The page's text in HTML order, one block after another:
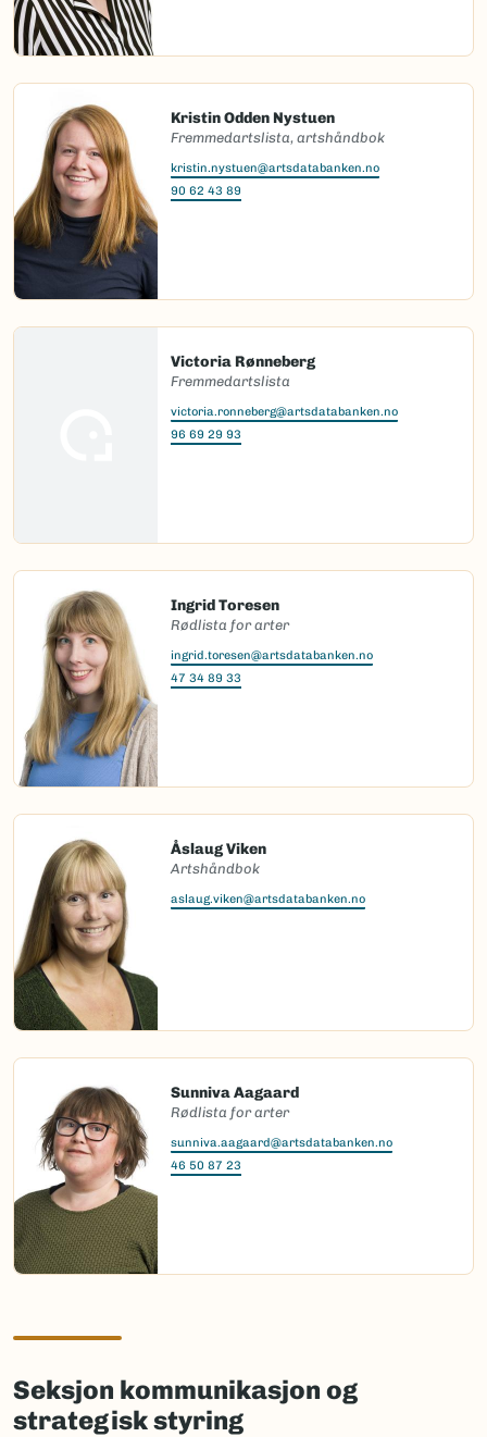
Kristin Odden Nystuen
Fremmedartslista, artshåndbok
kristin.nystuen@artsdatabanken.no
90 62 43 89
Victoria Rønneberg
Fremmedartslista
victoria.ronneberg@artsdatabanken.no
96 69 29 93
Ingrid Toresen
Rødlista for arter
ingrid.toresen@artsdatabanken.no
47 34 89 33
Åslaug Viken
Artshåndbok
aslaug.viken@artsdatabanken.no
Sunniva Aagaard
Rødlista for arter
sunniva.aagaard@artsdatabanken.no
46 50 87 23
Seksjon kommunikasjon og
strategisk styring